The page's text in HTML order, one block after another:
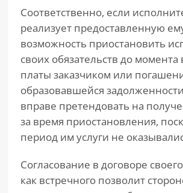
Соответственно, если
реализует предоставленную
возможность приостановить
своих обязательств до момента
платы заказчиком или
образовавшейся
вправе претендовать на
за время приостановления,
период им услуги не
Согласование в договоре
как встречного позволит